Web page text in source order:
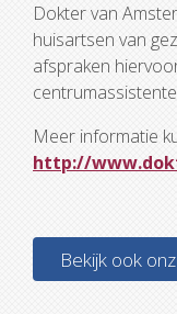
Dokter van
huisartsen van
afspraken
Meer informatie
http://
Bekijk ook